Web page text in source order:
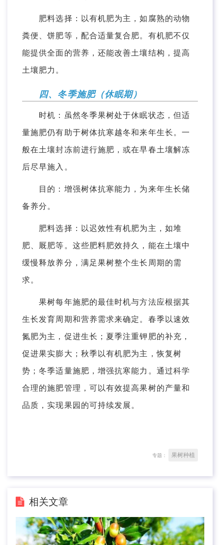
肥料选择：以有机肥为主，如腐熟的动物
粪便、饼肥等，配合适量复合肥。有机肥不仅
能提供全面的营养，还能改善土壤结构，提高
土壤肥力。
四、冬季施肥（休眠期）
时机：虽然冬季果树处于休眠状态，但适
量施肥仍有助于树体抗寒越冬和来年生长。一
般在土壤封冻前进行施肥，或在早春土壤解冻
后尽早施入。
目的：增强树体抗寒能力，为来年生长储
备养分。
肥料选择：以迟效性有机肥为主，如堆
肥、厩肥等。这些肥料肥效持久，能在土壤中
缓慢释放养分，满足果树整个生长周期的需
求。
果树每年施肥的最佳时机与方法应根据其
生长发育周期和营养需求来确定。春季以速效
氮肥为主，促进生长；夏季注重钾肥的补充，
促进果实膨大；秋季以有机肥为主，恢复树
势；冬季适量施肥，增强抗寒能力。通过科学
合理的施肥管理，可以有效提高果树的产量和
品质，实现果园的可持续发展。
专题： 果树种植
相关文章